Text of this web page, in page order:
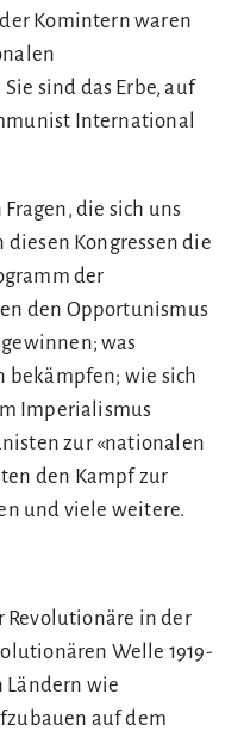
Komintern waren
sind das Erbe, auf
International
die sich uns
Kongressen die
der
den Opportunismus
was
bekämpfen; wie sich
Imperialismus
zur «nationalen
den Kampf zur
und viele weitere.
in der
Welle 1919-
Ländern wie
auf dem